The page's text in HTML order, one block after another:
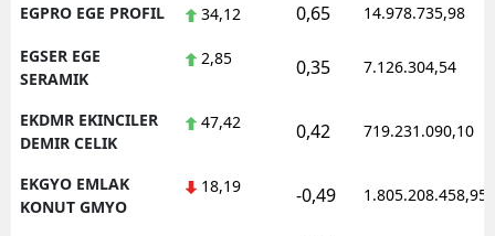
EGPRO EGE PROFIL 34,12 0,65 14.978.735,98
EGSER EGE
SERAMIK
2,85 0,35 7.126.304,54
EKDMR EKINCILER
DEMIR CELIK
47,42 0,42 719.231.090,10
EKGYO EMLAK
KONUT GMYO
18,19 -0,49 1.805.208.458,95